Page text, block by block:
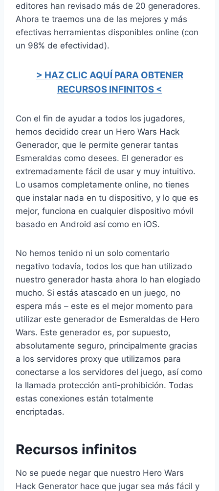
editores han revisado más de 20 generadores.
Ahora te traemos una de las mejores y más
efectivas herramientas disponibles online (con
un 98% de efectividad).
> HAZ CLIC AQUÍ PARA OBTENER
RECURSOS INFINITOS <
Con el fin de ayudar a todos los jugadores,
hemos decidido crear un Hero Wars Hack
Generador, que le permite generar tantas
Esmeraldas como desees. El generador es
extremadamente fácil de usar y muy intuitivo.
Lo usamos completamente online, no tienes
que instalar nada en tu dispositivo, y lo que es
mejor, funciona en cualquier dispositivo móvil
basado en Android así como en iOS.
No hemos tenido ni un solo comentario
negativo todavía, todos los que han utilizado
nuestro generador hasta ahora lo han elogiado
mucho. Si estás atascado en un juego, no
espera más – este es el mejor momento para
utilizar este generador de Esmeraldas de Hero
Wars. Este generador es, por supuesto,
absolutamente seguro, principalmente gracias
a los servidores proxy que utilizamos para
conectarse a los servidores del juego, así como
la llamada protección anti-prohibición. Todas
estas conexiones están totalmente
encriptadas.
Recursos infinitos
No se puede negar que nuestro Hero Wars
Hack Generator hace que jugar sea más fácil y